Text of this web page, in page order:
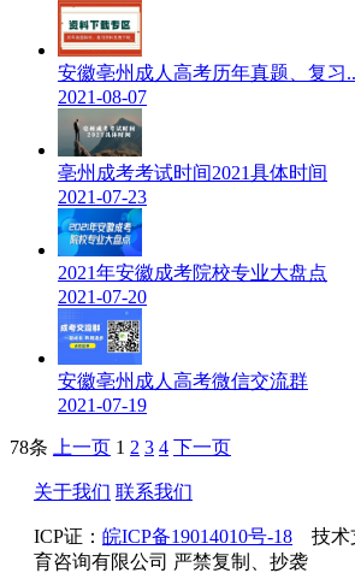
安徽亳州成人高考历年真题、复习
2021-08-07
亳州成考考试时间2021具体时间
2021-07-23
2021年安徽成考院校专业大盘点
2021-07-20
安徽亳州成人高考微信交流群
2021-07-19
78条 上一页 1 2 3 4 下一页
关于我们 联系我们
ICP证： 皖ICP备19014010号-18 技术
育咨询有限公司 严禁复制、抄袭